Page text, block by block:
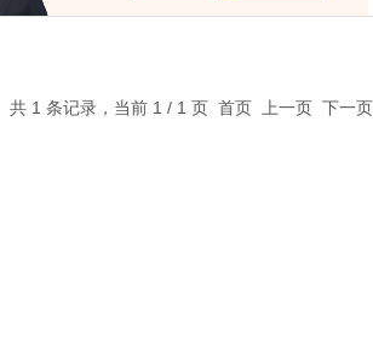
查看详情 在线留言
共 1 条记录，当前 1 / 1 页 首页 上一页 下一